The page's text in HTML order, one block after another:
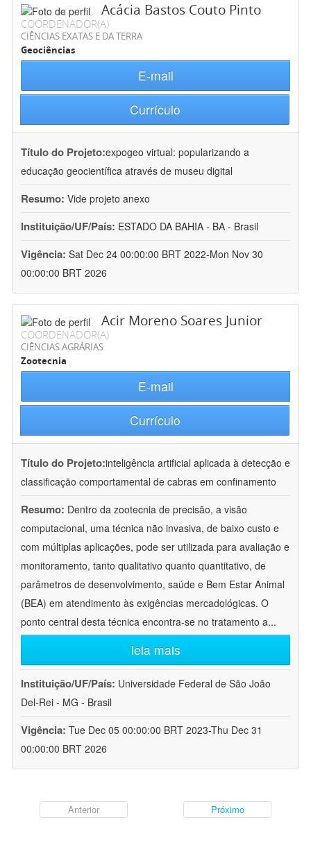
Acácia Bastos Couto Pinto
COORDENADOR(A)
CIÊNCIAS EXATAS E DA TERRA
Geociências
E-mail
Currículo
Título do Projeto:expogeo virtual: popularizando a
educação geocientífica através de museu digital
Resumo: Vide projeto anexo
Instituição/UF/País: ESTADO DA BAHIA - BA - Brasil
Vigência: Sat Dec 24 00:00:00 BRT 2022-Mon Nov 30
00:00:00 BRT 2026
Acir Moreno Soares Junior
COORDENADOR(A)
CIÊNCIAS AGRÁRIAS
Zootecnia
E-mail
Currículo
Título do Projeto:inteligência artificial aplicada à detecção e
classificação comportamental de cabras em confinamento
Resumo: Dentro da zootecnia de precisão, a visão
computacional, uma técnica não invasiva, de baixo custo e
com múltiplas aplicações, pode ser utilizada para avaliação e
monitoramento, tanto qualitativo quanto quantitativo, de
parâmetros de desenvolvimento, saúde e Bem Estar Animal
(BEA) em atendimento às exigências mercadológicas. O
ponto central desta técnica encontra-se no tratamento a...
leia mais
Instituição/UF/País: Universidade Federal de São João
Del-Rei - MG - Brasil
Vigência: Tue Dec 05 00:00:00 BRT 2023-Thu Dec 31
00:00:00 BRT 2026
Anterior Próximo